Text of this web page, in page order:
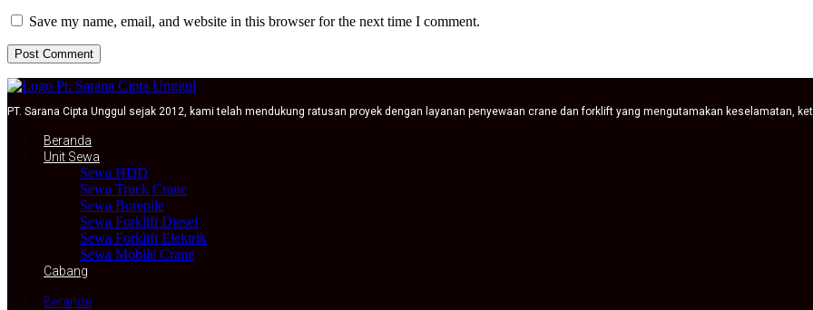
Save my name, email, and website in this browser for the next time I comment.
PT. Sarana Cipta Unggul sejak 2012, kami telah mendukung ratusan proyek dengan layanan penyewaan crane dan forklift yang mengutamakan keselamatan,
Beranda
Unit Sewa
Sewa HDD
Sewa Truck Crane
Sewa Borepile
Sewa Forklift Diesel
Sewa Forklift Elektrik
Sewa Mobile Crane
Cabang
Beranda